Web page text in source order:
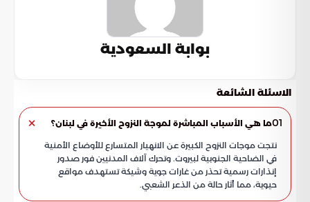
بوابة السعودية
الاسئلة الشائعة
01ما هي الأسباب المباشرة لموجة النزوح الأخيرة في لبنان؟
نتجت موجات النزوح الكبيرة عن الانهيار المتسارع للأوضاع الأمنية
في الضاحية الجنوبية لبيروت. وتحرك آلاف المدنيين فور صدور
إنذارات رسمية تحذر من غارات جوية وشيكة تستهدف مواقع
حيوية، مما أثار حالة من الذعر الشعبي.